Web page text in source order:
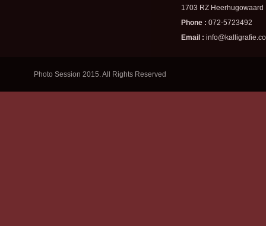
1703 RZ Heerhugowaard
Phone : 072-5723492
Email :
Photo Session 2015. All Rights Reserved